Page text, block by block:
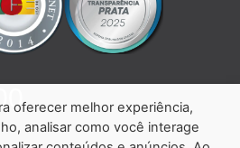
oferecer melhor experiência,
analisar como você interage